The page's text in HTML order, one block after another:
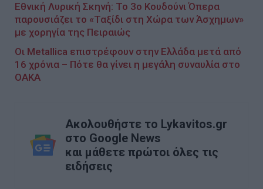
Εθνική Λυρική Σκηνή: Το 3ο Κουδούνι Όπερα
παρουσιάζει το «Ταξίδι στη Χώρα των Άσχημων»
με χορηγία της Πειραιώς
Οι Metallica επιστρέφουν στην Ελλάδα μετά από
16 χρόνια – Πότε θα γίνει η μεγάλη συναυλία στο
ΟΑΚΑ
Ακολουθήστε το Lykavitos.gr
στο Google News
και μάθετε πρώτοι όλες τις
ειδήσεις